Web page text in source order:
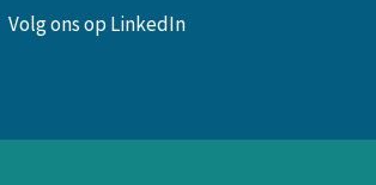
Volg ons op LinkedIn